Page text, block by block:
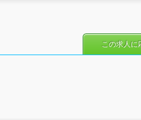
この求人に